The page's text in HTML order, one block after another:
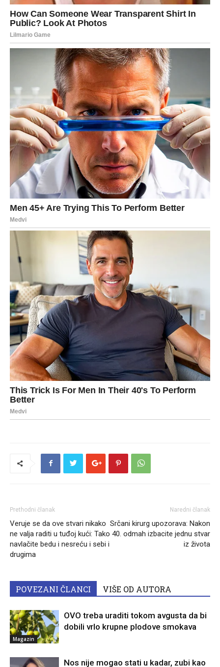
Prethodni članak
Veruje se da ove stvari nikako
ne valja raditi u tuđoj kući: Tako
navlačite bedu i nesreću i sebi i
drugima
Naredni članak
Srčani kirurg upozorava: Nakon
40. odmah izbacite jednu stvar
iz života
POVEZANI ČLANCI VIŠE OD AUTORA
Magazin
OVO treba uraditi tokom avgusta da bi
dobili vrlo krupne plodove smokava
Nos nije mogao stati u kadar, zubi kao